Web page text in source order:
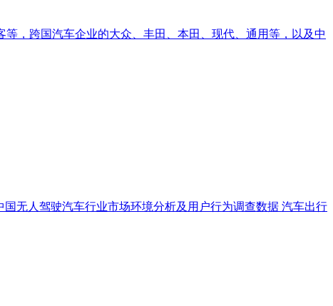
等，跨国汽车企业的大众、丰田、本田、现代、通用等，以及中
国无人驾驶汽车行业市场环境分析及用户行为调查数据 汽车出行